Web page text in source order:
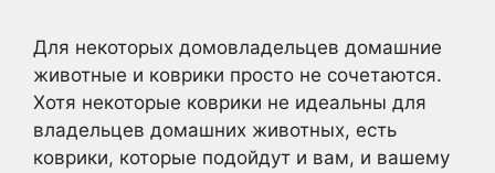
Для некоторых домовладельцев домашние
животные и коврики просто не сочетаются.
Хотя некоторые коврики не идеальны для
владельцев домашних животных, есть
коврики, которые подойдут и вам, и вашему